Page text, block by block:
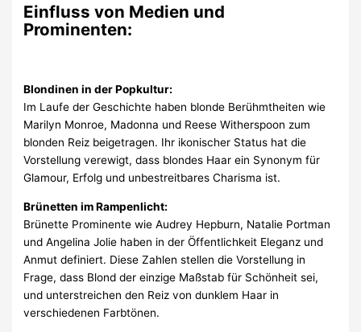
Einfluss von Medien und
Prominenten:
Blondinen in der Popkultur:
Im Laufe der Geschichte haben blonde Berühmtheiten wie
Marilyn Monroe, Madonna und Reese Witherspoon zum
blonden Reiz beigetragen. Ihr ikonischer Status hat die
Vorstellung verewigt, dass blondes Haar ein Synonym für
Glamour, Erfolg und unbestreitbares Charisma ist.
Brünetten im Rampenlicht:
Brünette Prominente wie Audrey Hepburn, Natalie Portman
und Angelina Jolie haben in der Öffentlichkeit Eleganz und
Anmut definiert. Diese Zahlen stellen die Vorstellung in
Frage, dass Blond der einzige Maßstab für Schönheit sei,
und unterstreichen den Reiz von dunklem Haar in
verschiedenen Farbtönen.